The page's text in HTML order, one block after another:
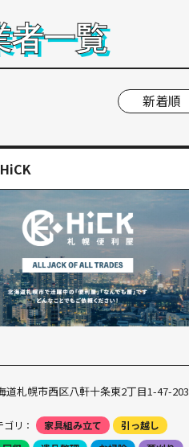
者一覧
道札幌市西区八軒十条東2丁目1-47-203
リ： 家具組み立て
引っ越し